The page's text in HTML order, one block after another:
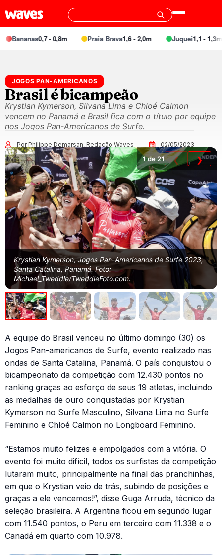
0,7 - 0,8m Praia Brava1,6 - 2,0m Juquei1,1 - 1,3m
JOGOS PAN-AMERICANOS
Brasil é bicampeão
Krystian Kymerson, Silvana Lima e Chloé Calmon
vencem no Panamá e Brasil fica com o título por equipe
nos Jogos Pan-Americanos de Surfe.
Por Philippe Demarsan, Redação Waves 02/05/2023
Krystian Kymerson, Jogos Pan-Americanos de Surfe 2023,
Santa Catalina, Panamá. Foto:
Michael_Tweddle/TweddleFoto.com.
1de 21 ❮ ❯
A equipe do Brasil venceu no último domingo (30) os
Jogos Pan-americanos de Surfe, evento realizado nas
ondas de Santa Catalina, Panamá. O país conquistou o
bicampeonato da competição com 12.430 pontos no
ranking graças ao esforço de seus 19 atletas, incluindo
as medalhas de ouro conquistadas por Krystian
Kymerson no Surfe Masculino, Silvana Lima no Surfe
Feminino e Chloé Calmon no Longboard Feminino.
“Estamos muito felizes e empolgados com a vitória. O
evento foi muito difícil, todos os surfistas da competição
lutaram muito, principalmente na final das pranchinhas,
em que o Krystian veio de trás, subindo de posições e
graças a ele vencemos!”, disse Guga Arruda, técnico da
seleção brasileira. A Argentina ficou em segundo lugar
com 11.540 pontos, o Peru em terceiro com 11.338 e o
Canadá em quarto com 10.978.